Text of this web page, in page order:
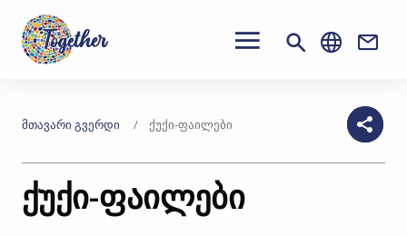
მთავარ
navigation
თქვენ
აქ
ხართ
ᲛᲗᲐᲕᲐᲠᲘ ᲒᲕᲔᲠᲓᲘ ᲥᲣᲥᲘ-ᲤᲐᲘᲚᲔᲑᲘ
ქუქი-ფაილები